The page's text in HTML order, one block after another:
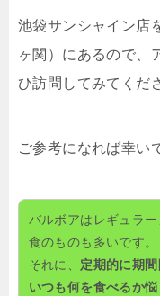
池袋サンシャイン店
ヶ関）にあるので、
ひ訪問してみてくだ
ご参考になれば幸い
バルボアはレギュラ
食のものも多いです。
それに、 定期的に期間
いつも何を食べるか